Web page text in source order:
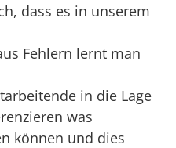
dass es in unserem
Fehlern lernt man
in die Lage
was
können und dies